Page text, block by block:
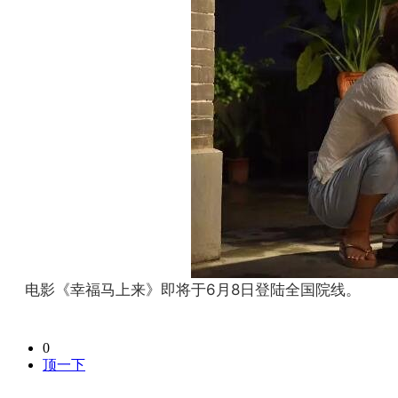
电影《幸福马上来》即将于6月8日登陆全国院线。
0
顶一下